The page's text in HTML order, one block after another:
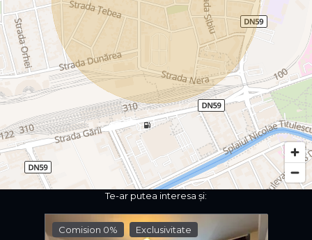
Te-ar putea interesa și:
Comision 0% Exclusivitate